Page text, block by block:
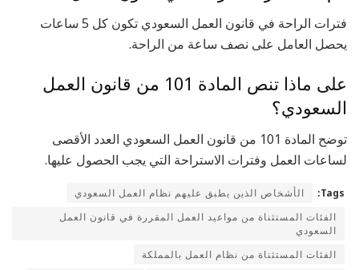
فترات الراحة في قانون العمل السعودي تكون كل 5 ساعات
يحصل العامل على نصف ساعة من الراحة.
على ماذا تنص المادة 101 من قانون العمل
السعودي؟
توضح المادة 101 من قانون العمل السعودي العدد الأقصى
لساعات العمل وفترات الاستراحة التي يجب الحصول عليها.
Tags:
الأشخاص الذين يطبق عليهم نظام العمل السعودي
الفئات المستثناة من مواعيد العمل المقررة في قانون العمل
السعودي
الفئات المستثناة من نظام العمل بالمملكة